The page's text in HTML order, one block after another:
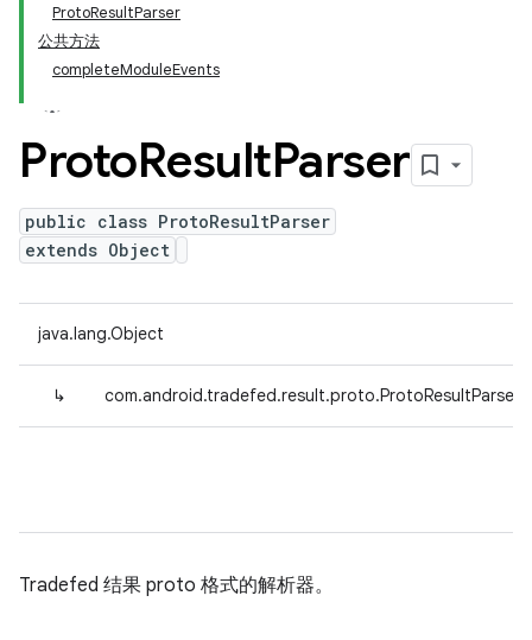
ProtoResultParser
公共方法
completeModuleEvents
ProtoResultParser
public class ProtoResultParser
extends Object
java.lang.Object
↳ com.android.tradefed.result.proto.ProtoResultParser
Tradefed 结果 proto 格式的解析器。